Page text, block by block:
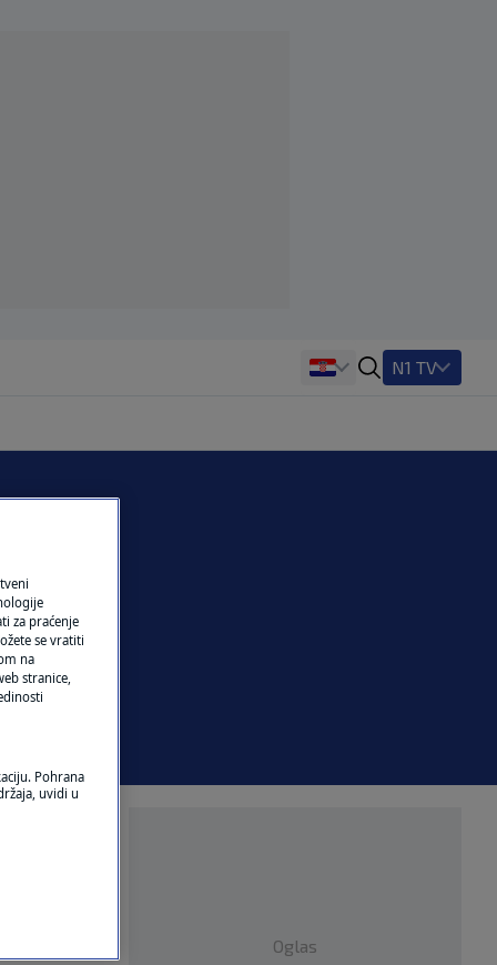
N1 TV
Oglas
za praćenje
se vratiti
na
stranice,
Pohrana
uvidi u